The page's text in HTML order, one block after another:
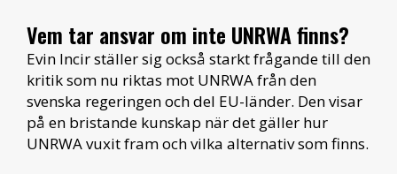
Vem tar ansvar om inte UNRWA finns?
Evin Incir ställer sig också starkt frågande till den
kritik som nu riktas mot UNRWA från den
svenska regeringen och del EU-länder. Den visar
på en bristande kunskap när det gäller hur
UNRWA vuxit fram och vilka alternativ som finns.